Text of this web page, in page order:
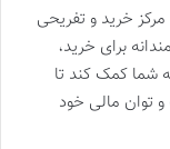
خرید و تفریحی
برای خرید،
شما کمک کند تا
توان مالی خود